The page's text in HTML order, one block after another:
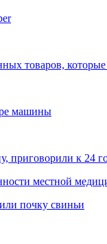
товаров,
машины
приговорили к 24
местной
почку свиньи